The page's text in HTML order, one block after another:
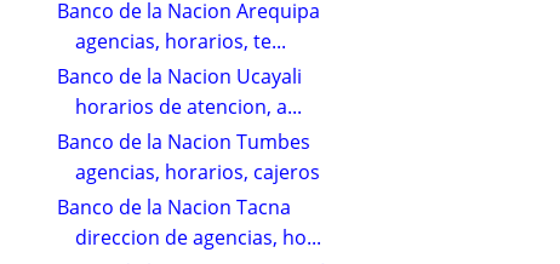
Banco de la Nacion Arequipa
agencias, horarios, te...
Banco de la Nacion Ucayali
horarios de atencion, a...
Banco de la Nacion Tumbes
agencias, horarios, cajeros
Banco de la Nacion Tacna
direccion de agencias, ho...